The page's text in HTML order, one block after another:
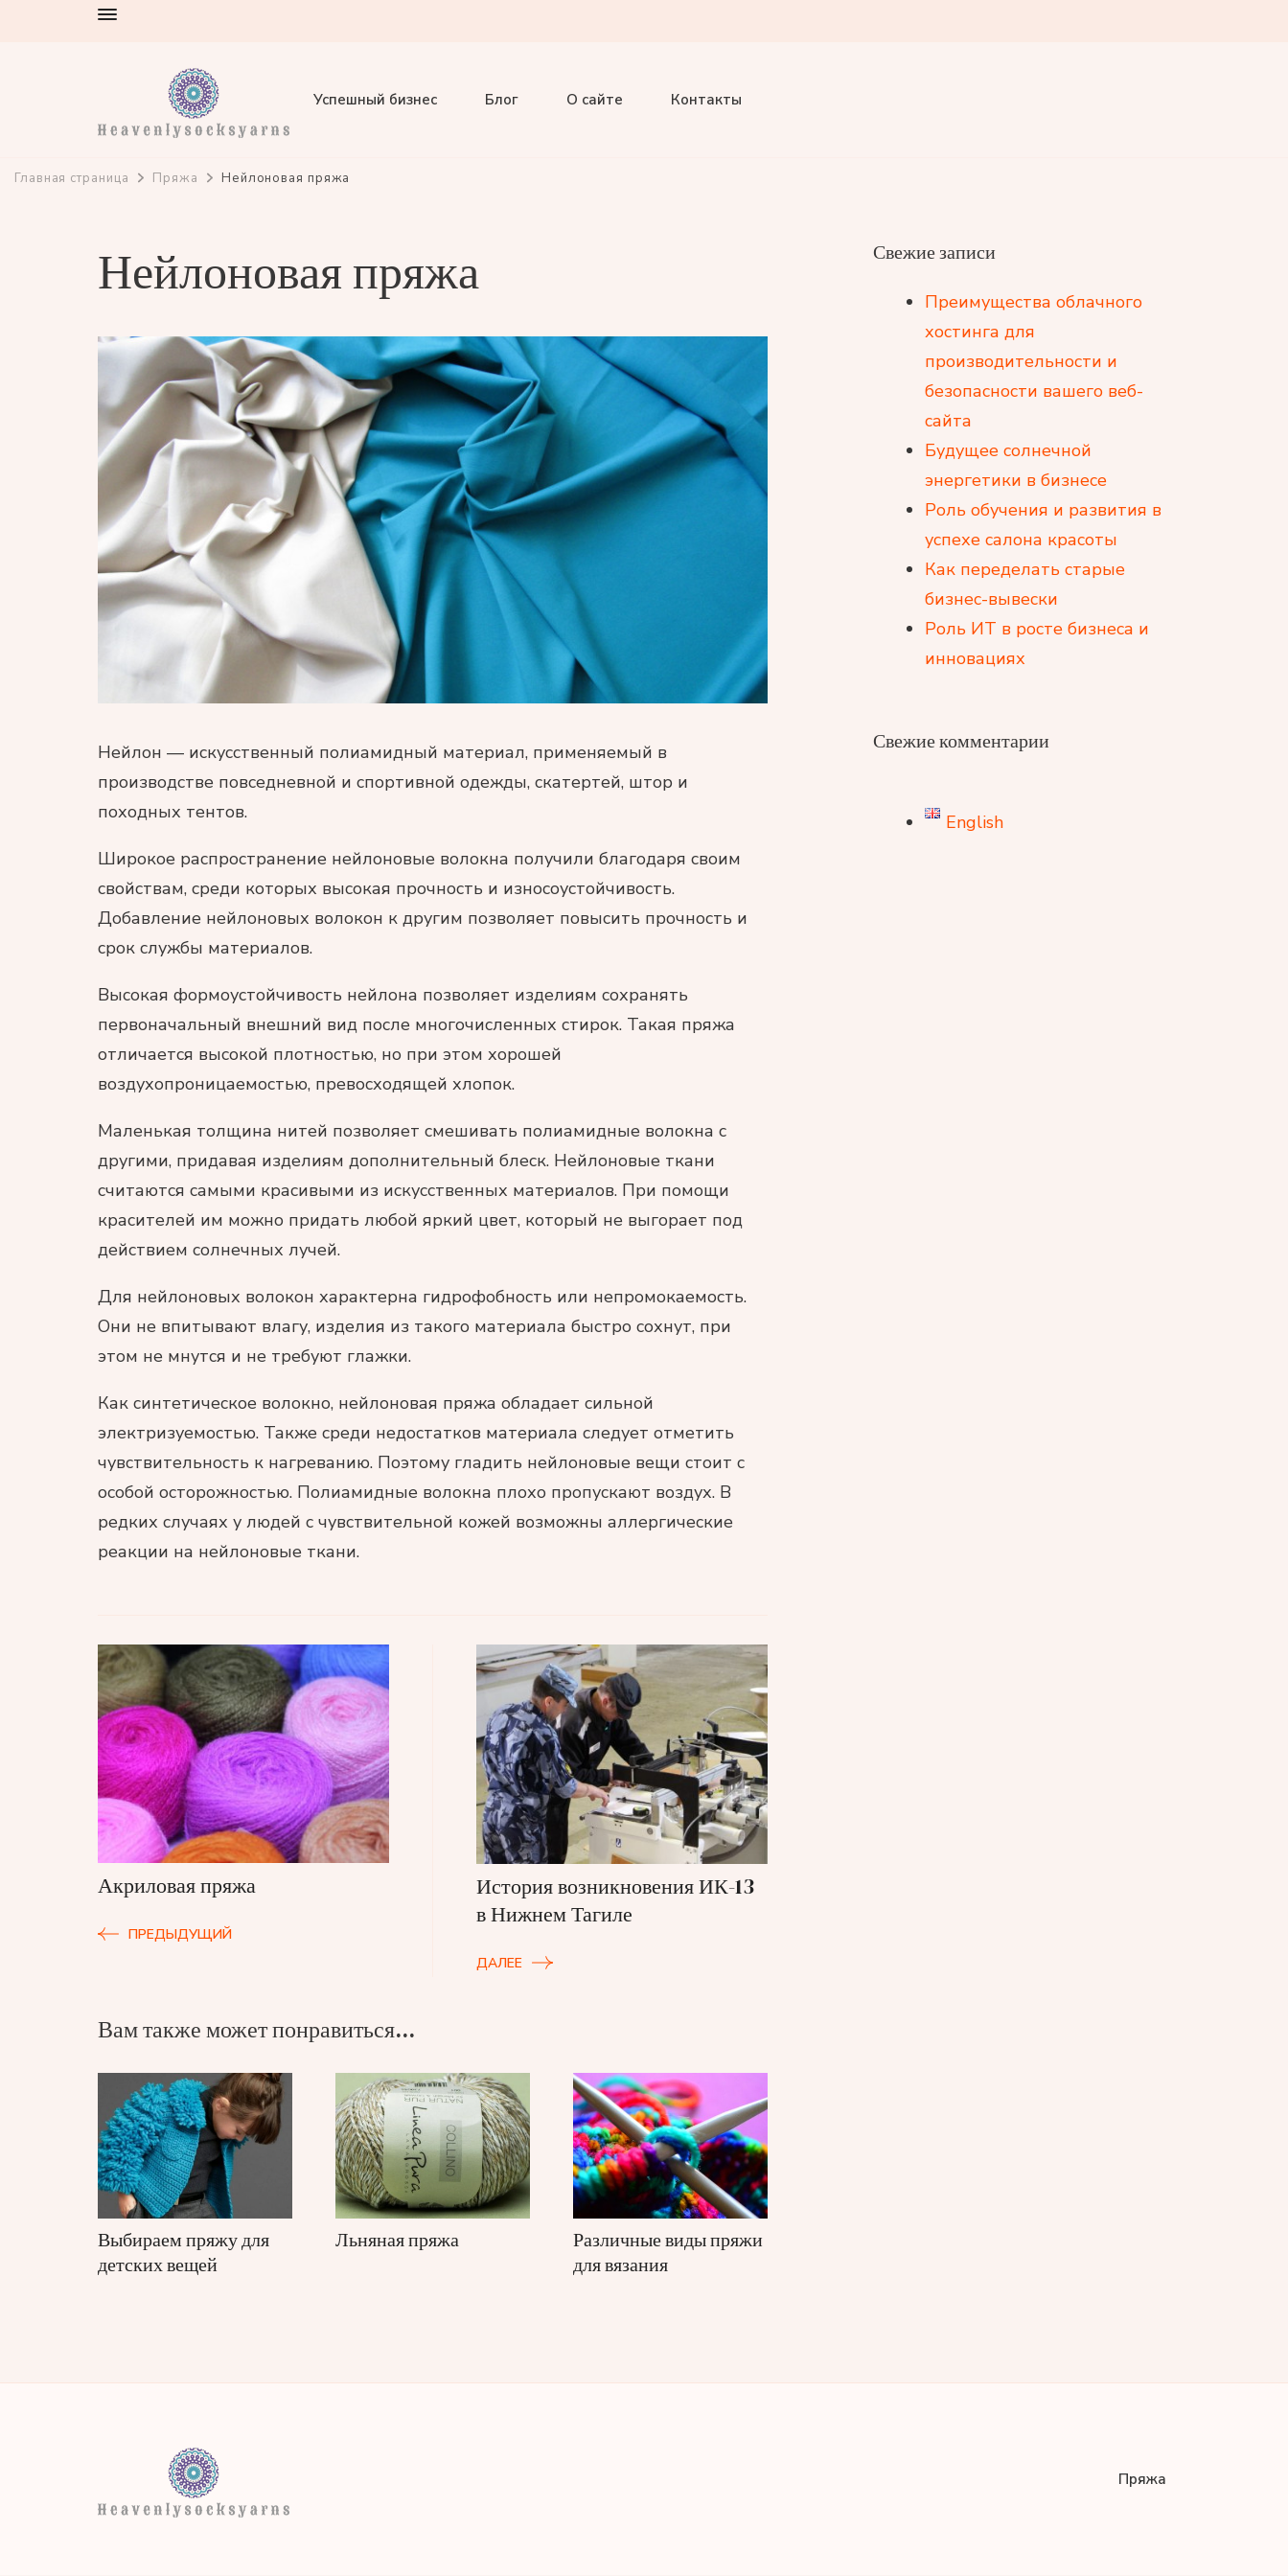
Успешный бизнес Блог О сайте Контакты
Главная страница Пряжа Нейлоновая пряжа
Нейлоновая пряжа
Нейлон — искусственный полиамидный материал, применяемый в
производстве повседневной и спортивной одежды, скатертей, штор и
походных тентов.
Широкое распространение нейлоновые волокна получили благодаря своим
свойствам, среди которых высокая прочность и износоустойчивость.
Добавление нейлоновых волокон к другим позволяет повысить прочность и
срок службы материалов.
Высокая формоустойчивость нейлона позволяет изделиям сохранять
первоначальный внешний вид после многочисленных стирок. Такая пряжа
отличается высокой плотностью, но при этом хорошей
воздухопроницаемостью, превосходящей хлопок.
Маленькая толщина нитей позволяет смешивать полиамидные волокна с
другими, придавая изделиям дополнительный блеск. Нейлоновые ткани
считаются самыми красивыми из искусственных материалов. При помощи
красителей им можно придать любой яркий цвет, который не выгорает под
действием солнечных лучей.
Для нейлоновых волокон характерна гидрофобность или непромокаемость.
Они не впитывают влагу, изделия из такого материала быстро сохнут, при
этом не мнутся и не требуют глажки.
Как синтетическое волокно, нейлоновая пряжа обладает сильной
электризуемостью. Также среди недостатков материала следует отметить
чувствительность к нагреванию. Поэтому гладить нейлоновые вещи стоит с
особой осторожностью. Полиамидные волокна плохо пропускают воздух. В
редких случаях у людей с чувствительной кожей возможны аллергические
реакции на нейлоновые ткани.
Навигация
по
записям
Акриловая пряжа
ПРЕДЫДУЩИЙ
История возникновения ИК-13
в Нижнем Тагиле
ДАЛЕЕ
Вам также может понравиться...
Выбираем пряжу для
детских вещей
Льняная пряжа
Различные виды пряжи
для вязания
Свежие записи
Преимущества облачного
хостинга для
производительности и
безопасности вашего веб-
сайта
Будущее солнечной
энергетики в бизнесе
Роль обучения и развития в
успехе салона красоты
Как переделать старые
бизнес-вывески
Роль ИТ в росте бизнеса и
инновациях
Свежие комментарии
English
Пряжа